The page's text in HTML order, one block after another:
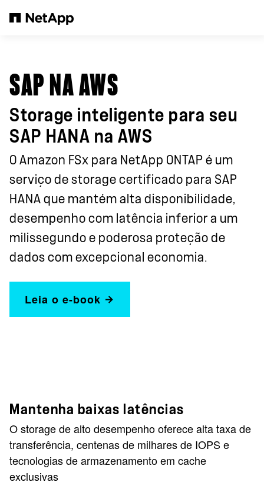
SAP NA AWS
Storage inteligente para seu
SAP HANA na AWS
O Amazon FSx para NetApp ONTAP é um
serviço de storage certificado para SAP
HANA que mantém alta disponibilidade,
desempenho com latência inferior a um
milissegundo e poderosa proteção de
dados com excepcional economia.
Leia o e-book
Mantenha baixas latências
O storage de alto desempenho oferece alta taxa de
transferência, centenas de milhares de IOPS e
tecnologias de armazenamento em cache
exclusivas